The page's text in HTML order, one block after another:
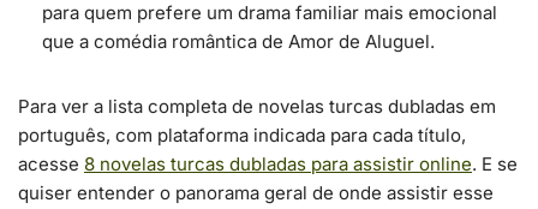
para quem prefere um drama familiar mais emocional
que a comédia romântica de Amor de Aluguel.
Para ver a lista completa de novelas turcas dubladas em
português, com plataforma indicada para cada título,
acesse 8 novelas turcas dubladas para assistir online. E se
quiser entender o panorama geral de onde assistir esse